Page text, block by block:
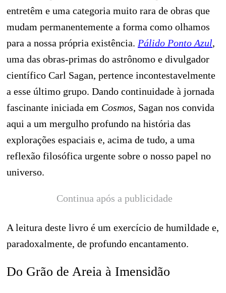
entretêm e uma categoria muito rara de obras que
mudam permanentemente a forma como olhamos
para a nossa própria existência. Pálido Ponto Azul,
uma das obras-primas do astrônomo e divulgador
científico Carl Sagan, pertence incontestavelmente
a esse último grupo. Dando continuidade à jornada
fascinante iniciada em Cosmos, Sagan nos convida
aqui a um mergulho profundo na história das
explorações espaciais e, acima de tudo, a uma
reflexão filosófica urgente sobre o nosso papel no
universo.
Continua após a publicidade
A leitura deste livro é um exercício de humildade e,
paradoxalmente, de profundo encantamento.
Do Grão de Areia à Imensidão